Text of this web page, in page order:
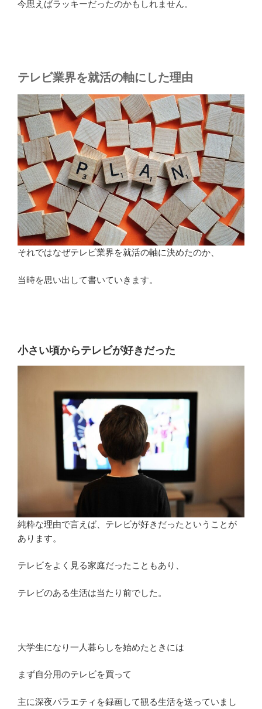
今思えばラッキーだったのかもしれません。
テレビ業界を就活の軸にした理由
それではなぜテレビ業界を就活の軸に決めたのか、
当時を思い出して書いていきます。
小さい頃からテレビが好きだった
純粋な理由で言えば、テレビが好きだったということが
あります。
テレビをよく見る家庭だったこともあり、
テレビのある生活は当たり前でした。
大学生になり一人暮らしを始めたときには
まず自分用のテレビを買って
主に深夜バラエティを録画して観る生活を送っていまし